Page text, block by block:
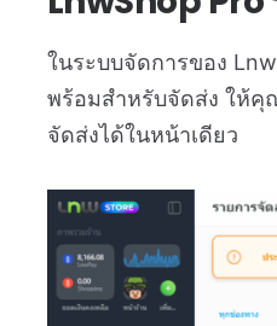
ในระบบจัดการของ
พร้อมสำหรับจัดส่ง ให้คุ
จัดส่งได้ในหน้าเดียว